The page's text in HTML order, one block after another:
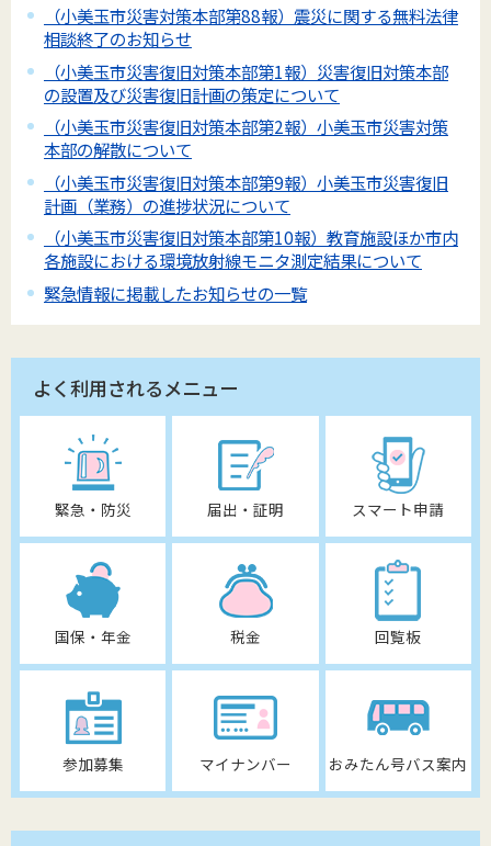
（小美玉市災害対策本部第88報）震災に関する無料法律
相談終了のお知らせ
（小美玉市災害復旧対策本部第1報）災害復旧対策本部
の設置及び災害復旧計画の策定について
（小美玉市災害復旧対策本部第2報）小美玉市災害対策
本部の解散について
（小美玉市災害復旧対策本部第9報）小美玉市災害復旧
計画（業務）の進捗状況について
（小美玉市災害復旧対策本部第10報）教育施設ほか市内
各施設における環境放射線モニタ測定結果について
緊急情報に掲載したお知らせの一覧
よく利用されるメニュー
緊急・防災 届出・証明 スマート申請
国保・年金 税金 回覧板
参加募集 マイナンバー おみたん号バス案内